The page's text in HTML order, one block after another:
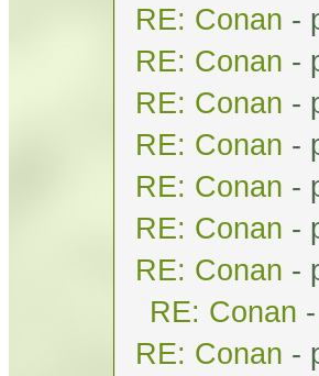
RE: Conan -
RE: Conan -
RE: Conan -
RE: Conan -
RE: Conan -
RE: Conan -
RE: Conan -
RE: Conan
RE: Conan -